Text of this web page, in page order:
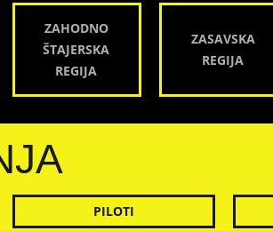
ZAHODNO
ŠTAJERSKA
REGIJA
ZASAVSKA
REGIJA
PILOTI